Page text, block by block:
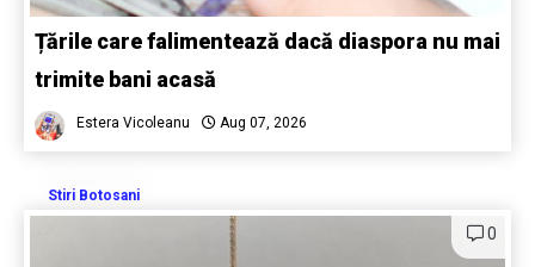
Țările care falimentează dacă diaspora nu mai
trimite bani acasă
Estera Vicoleanu Aug 07, 2026
Stiri Botosani
0